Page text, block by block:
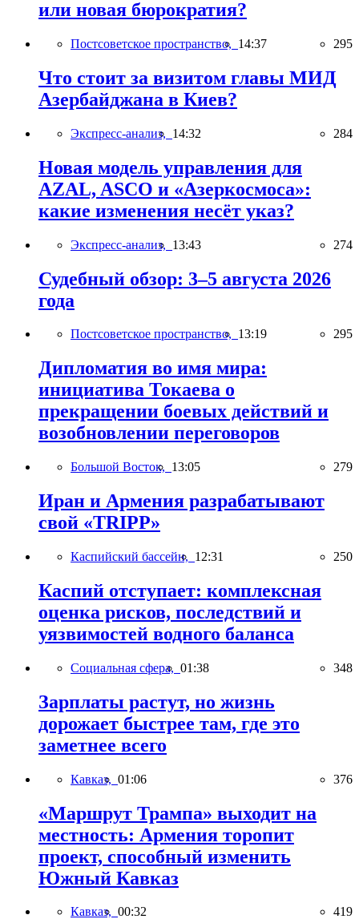
или новая бюрократия?
Постсоветское пространство, 14:37 295
Что стоит за визитом главы МИД
Азербайджана в Киев?
Экспресс-анализ, 14:32 284
Новая модель управления для
AZAL, ASCO и «Азеркосмоса»:
какие изменения несёт указ?
Экспресс-анализ, 13:43 274
Судебный обзор: 3–5 августа 2026
года
Постсоветское пространство, 13:19 295
Дипломатия во имя мира:
инициатива Токаева о
прекращении боевых действий и
возобновлении переговоров
Большой Восток, 13:05 279
Иран и Армения разрабатывают
свой «TRIPP»
Каспийский бассейн, 12:31 250
Каспий отступает: комплексная
оценка рисков, последствий и
уязвимостей водного баланса
Социальная сфера, 01:38 348
Зарплаты растут, но жизнь
дорожает быстрее там, где это
заметнее всего
Кавказ, 01:06 376
«Маршрут Трампа» выходит на
местность: Армения торопит
проект, способный изменить
Южный Кавказ
Кавказ, 00:32 419